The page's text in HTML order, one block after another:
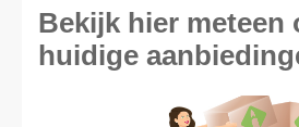
Bekijk hier meteen
huidige